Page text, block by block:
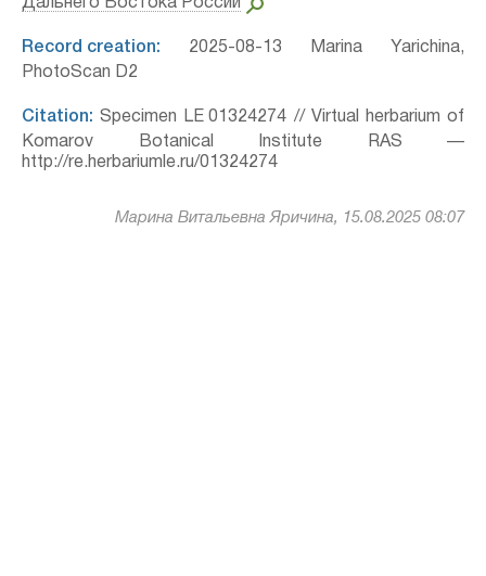
Дальнего Востока России
Record creation: 2025-08-13 Marina Yarichina,
PhotoScan D2
Citation: Specimen LE 01324274 // Virtual herbarium of
Komarov Botanical Institute RAS —
http://re.herbariumle.ru/01324274
Марина Витальевна Яричина, 15.08.2025 08:07